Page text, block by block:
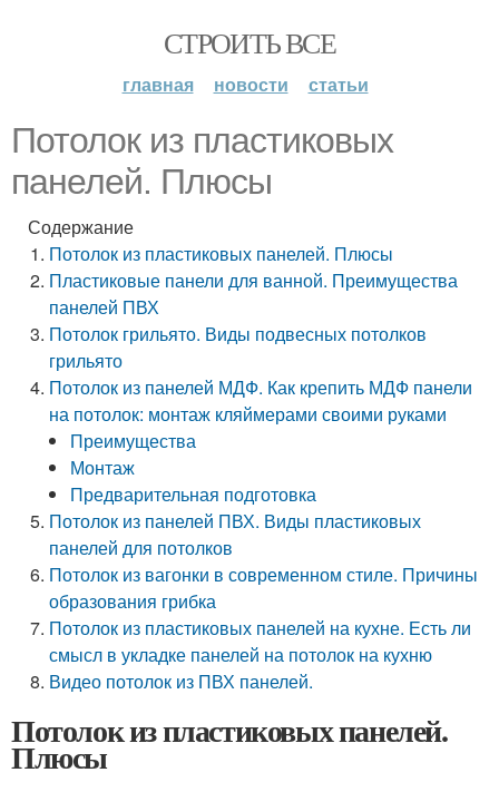
СТРОИТЬ ВСЕ
главная новости статьи
Потолок из пластиковых
панелей. Плюсы
Содержание
Потолок из пластиковых панелей. Плюсы
Пластиковые панели для ванной. Преимущества
панелей ПВХ
Потолок грильято. Виды подвесных потолков
грильято
Потолок из панелей МДФ. Как крепить МДФ панели
на потолок: монтаж кляймерами своими руками
Преимущества
Монтаж
Предварительная подготовка
Потолок из панелей ПВХ. Виды пластиковых
панелей для потолков
Потолок из вагонки в современном стиле. Причины
образования грибка
Потолок из пластиковых панелей на кухне. Есть ли
смысл в укладке панелей на потолок на кухню
Видео потолок из ПВХ панелей.
Потолок из пластиковых панелей.
Плюсы